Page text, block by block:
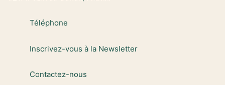
Téléphone
Inscrivez-vous à la Newsletter
Contactez-nous